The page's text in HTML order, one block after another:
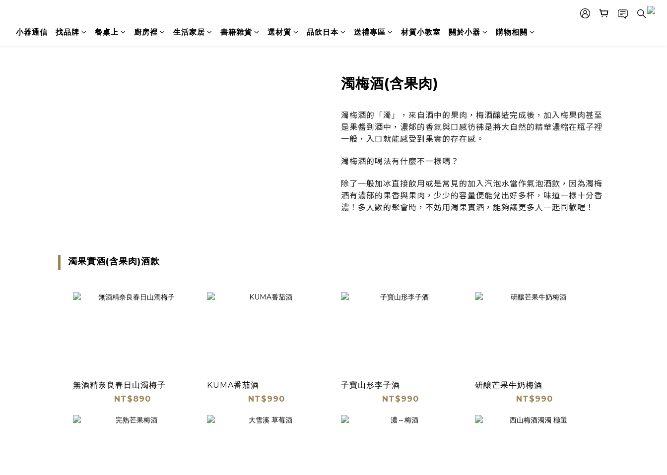
小器通信 找品牌 餐桌上 廚房裡 生活家居 書籍雜貨 選材質 品飲日本 送禮專區 材質小教室 關於小器 購物相關
濁梅酒(含果肉)
濁梅酒的「濁」，來自酒中的果肉，梅酒釀造完成後，加入梅果肉甚至
是果醬到酒中，濃郁的香氣與口感彷彿是將大自然的精華濃縮在瓶子裡
一般，入口就能感受到果實的存在感。
濁梅酒的喝法有什麼不一樣嗎？
除了一般加冰直接飲用或是常見的加入汽泡水當作氣泡酒飲，因為濁梅
酒有濃郁的果香與果肉，少少的容量便能兌出好多杯，味道一樣十分香
濃！多人數的聚會時，不妨用濁果實酒，能夠讓更多人一起同歡喔！
濁果實酒(含果肉)酒款
無酒精奈良春日山濁梅子
NT$890
KUMA番茄酒
NT$990
子寶山形李子酒
NT$990
研釀芒果牛奶梅酒
NT$990